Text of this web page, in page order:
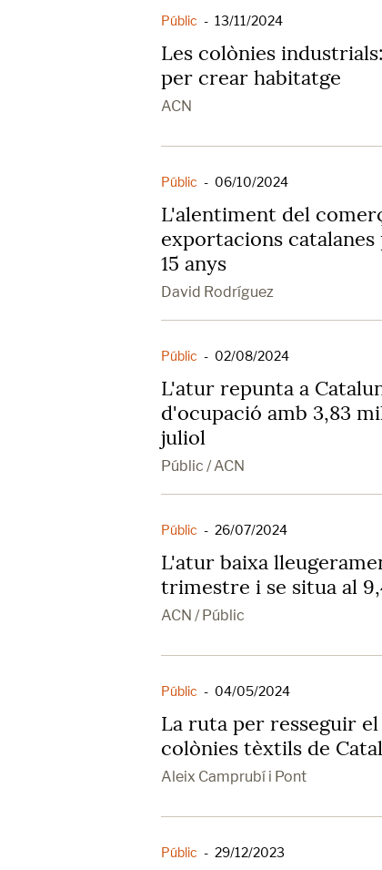
Públic - 13/11/2024
Les colònies
per crear habitatge
ACN
Públic - 06/10/2024
L'alentiment del
exportacions
15 anys
David Rodríguez
Públic - 02/08/2024
L'atur repunta a
d'ocupació amb 3,83
juliol
Públic / ACN
Públic - 26/07/2024
L'atur baixa
trimestre i se situa al
ACN / Públic
Públic - 04/05/2024
La ruta per resseguir
colònies tèxtils de
Aleix Camprubí i Pont
Públic - 29/12/2023